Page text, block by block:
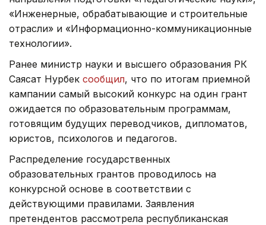
«Инженерные, обрабатывающие и строительные
отрасли» и «Информационно-коммуникационные
технологии».
Ранее министр науки и высшего образования РК
Саясат Нурбек сообщил, что по итогам приемной
кампании самый высокий конкурс на один грант
ожидается по образовательным программам,
готовящим будущих переводчиков, дипломатов,
юристов, психологов и педагогов.
Распределение государственных
образовательных грантов проводилось на
конкурсной основе в соответствии с
действующими правилами. Заявления
претендентов рассмотрела республиканская